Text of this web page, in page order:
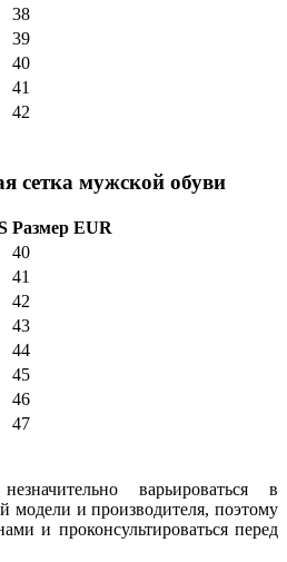
38
39
40
41
42
сетка мужской обуви
Размер EUR
40
41
42
43
44
45
46
47
варьироваться в
модели и производителя, поэтому
и проконсультироваться перед